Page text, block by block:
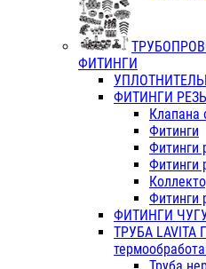
ФИТИНГИ
ФИТИНГИ
Клапана
Фитинги
Фитинги
Фитинги
Фитинги
ФИТИНГИ
ТРУБА